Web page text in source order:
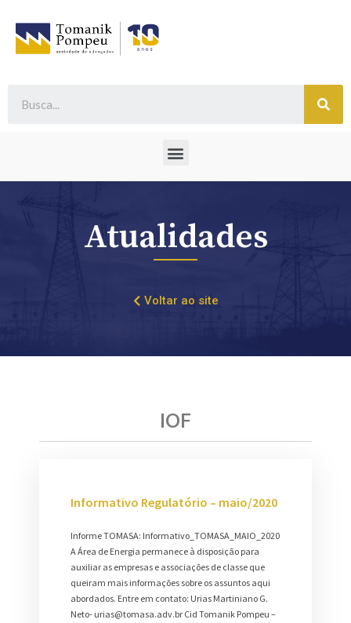
Atualidades
Voltar ao site
IOF
Informativo Regulatório – maio/2020
Informe TOMASA: Informativo_TOMASA_MAIO_2020
A Área de Energia permanece à disposição para
auxiliar as empresas e associações de classe que
queiram mais informações sobre os assuntos aqui
abordados. Entre em contato: Urias Martiniano G.
Neto- urias@tomasa.adv.br Cid Tomanik Pompeu –